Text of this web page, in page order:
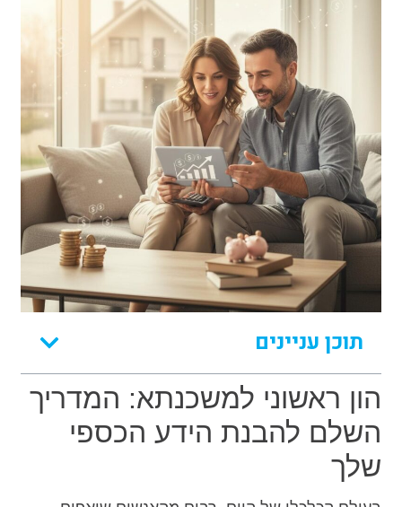
תוכן עניינים
הון ראשוני למשכנתא: המדריך
השלם להבנת הידע הכספי
שלך